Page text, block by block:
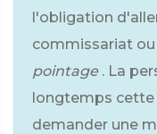
l'obligation
commissariat
pointage . La
longtemps cette
demander une